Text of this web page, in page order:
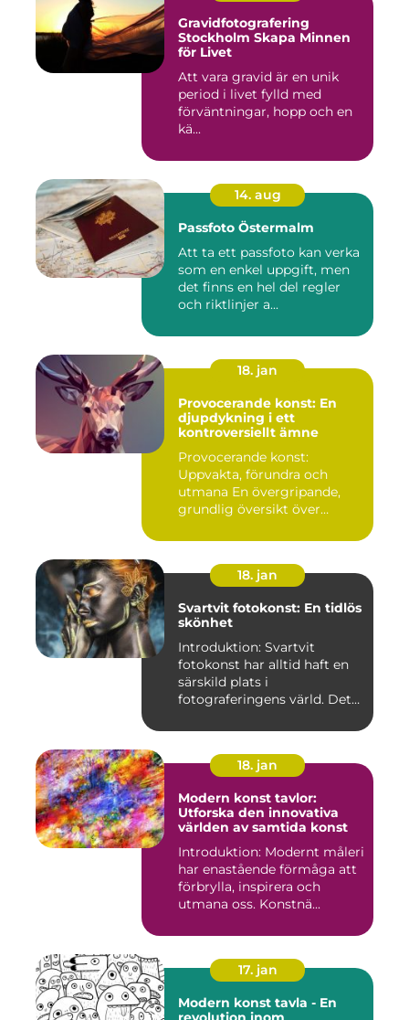
Gravidfotografering
Stockholm Skapa Minnen
för Livet
Att vara gravid är en unik
period i livet fylld med
förväntningar, hopp och en
kä...
14. aug
Passfoto Östermalm
Att ta ett passfoto kan verka
som en enkel uppgift, men
det finns en hel del regler
och riktlinjer a...
18. jan
Provocerande konst: En
djupdykning i ett
kontroversiellt ämne
Provocerande konst:
Uppvakta, förundra och
utmana En övergripande,
grundlig översikt över
18. jan
Svartvit fotokonst: En tidlös
skönhet
Introduktion: Svartvit
fotokonst har alltid haft en
särskild plats i
fotograferingens värld. Det
18. jan
Modern konst tavlor:
Utforska den innovativa
världen av samtida konst
Introduktion: Modernt måleri
har enastående förmåga att
förbrylla, inspirera och
utmana oss. Konstnä...
17. jan
Modern konst tavla - En